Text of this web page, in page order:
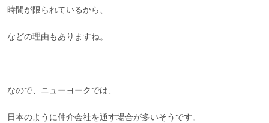
時間が限られているから、
などの理由もありますね。
なので、ニューヨークでは、
日本のように仲介会社を通す場合が多いそうです。